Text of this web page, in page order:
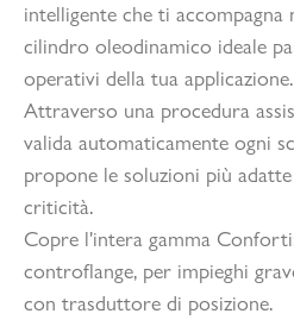
intelligente che ti accompagna
cilindro oleodinamico ideale
operativi della tua applicazione.
Attraverso una procedura
valida automaticamente ogni
propone le soluzioni più adatte
criticità.
Copre l'intera gamma
controflange, per impieghi
con trasduttore di posizione.